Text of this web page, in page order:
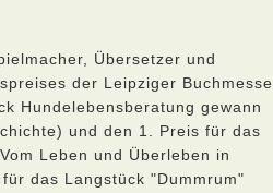
Übersetzer und
der Leipziger Buchmesse
Hundelebensberatung gewann
und den 1. Preis für das
Leben und Überleben in
das Langstück "Dummrum"